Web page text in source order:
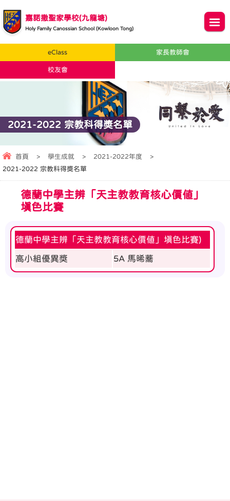
嘉諾撒聖家學校(九龍塘)
Holy Family Canossian School (Kowloon Tong)
eClass 家長教師會
校友會
2021-2022 宗教科得奬名單
首頁 > 學生成就 > 2021-2022年度
>
2021-2022 宗教科得奬名單
德蘭中學主辨「天主教教育核心價值」
填色比賽
德蘭中學主辨「天主教教育核心價值」填色比賽)
高小組優異獎 5A 馬晞蕎